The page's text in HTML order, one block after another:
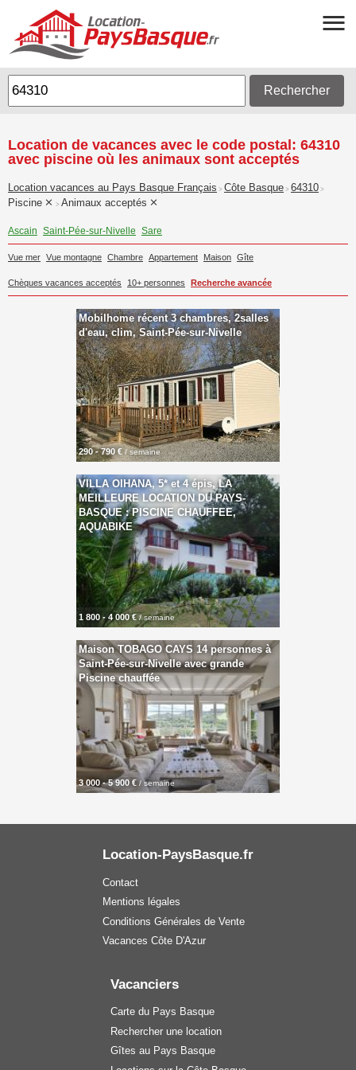
Rechercher
Location de vacances avec le code postal: 64310
avec piscine où les animaux sont acceptés
Location vacances au Pays Basque Français > Côte Basque > 64310 >
Piscine > Animaux acceptés
Ascain Saint-Pée-sur-Nivelle Sare
Vue mer Vue montagne Chambre Appartement Maison Gîte
Chèques vacances acceptés 10+ personnes Recherche avancée
Mobilhome récent 3 chambres, 2salles
d'eau, clim, Saint-Pée-sur-Nivelle
290 - 790 € / semaine
VILLA OIHANA, 5* et 4 épis, LA
MEILLEURE LOCATION DU PAYS-
BASQUE : PISCINE CHAUFFEE,
AQUABIKE
1 800 - 4 000 €/ semaine
Maison TOBAGO CAYS 14 personnes à
Saint-Pée-sur-Nivelle avec grande
Piscine chauffée
3 000 - 5 900 €/ semaine
Location-PaysBasque.fr
Contact
Mentions légales
Conditions Générales de Vente
Vacances Côte D'Azur
Vacanciers
Carte du Pays Basque
Rechercher une location
Gîtes au Pays Basque